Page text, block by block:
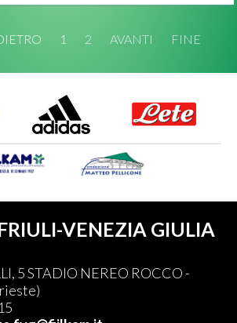
1 2 AVANTI FINE
VENEZIA GIULIA
5 STADIO NEREO ROCCO -